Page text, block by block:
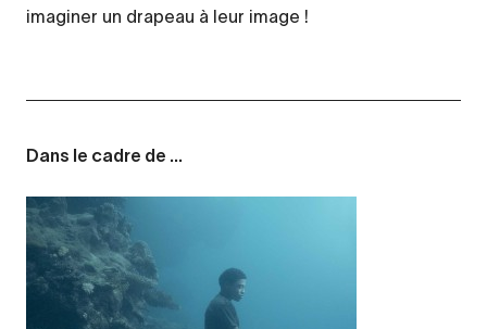
imaginer un drapeau à leur image !
Dans le cadre de ...